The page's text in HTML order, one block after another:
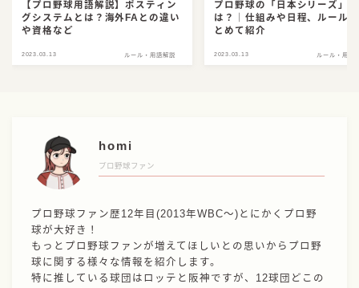
【プロ野球用語解説】ポスティン
グシステムとは？海外FAとの違い
や資格など
2023.03.13 ルール・用語解説
プロ野球の「日本シリーズ」と
は？｜仕組みや日程、ルール
とめて紹介
2023.03.13 ルール・用語
homi
プロ野球ファン
プロ野球ファン歴12年目(2013年WBC〜)とにかくプロ野
球が大好き！
もっとプロ野球ファンが増えてほしいとの思いからプロ野
球に関する様々な情報を紹介します。
特に推している球団はロッテと阪神ですが、12球団どこの